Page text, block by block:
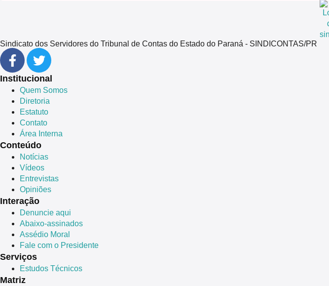
Sindicato dos Servidores do Tribunal de Contas do Estado do Paraná - SINDICONTAS/PR
Institucional
Quem Somos
Diretoria
Estatuto
Contato
Área Interna
Conteúdo
Notícias
Vídeos
Entrevistas
Opiniões
Interação
Denuncie aqui
Abaixo-assinados
Assédio Moral
Fale com o Presidente
Serviços
Estudos Técnicos
Matriz